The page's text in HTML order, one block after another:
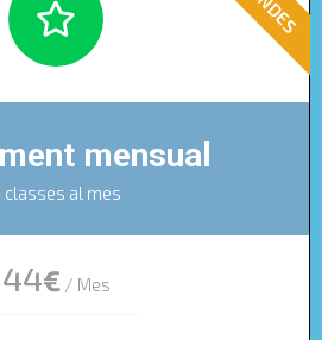
mensual
classes al mes
44€ / Mes